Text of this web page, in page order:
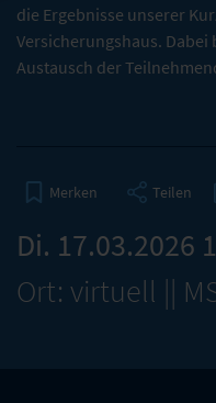
die Ergebnisse unserer
Versicherungshaus. Dabei
Austausch der
Merken Teilen
Di. 17.03.2026
Ort: virtuell ||